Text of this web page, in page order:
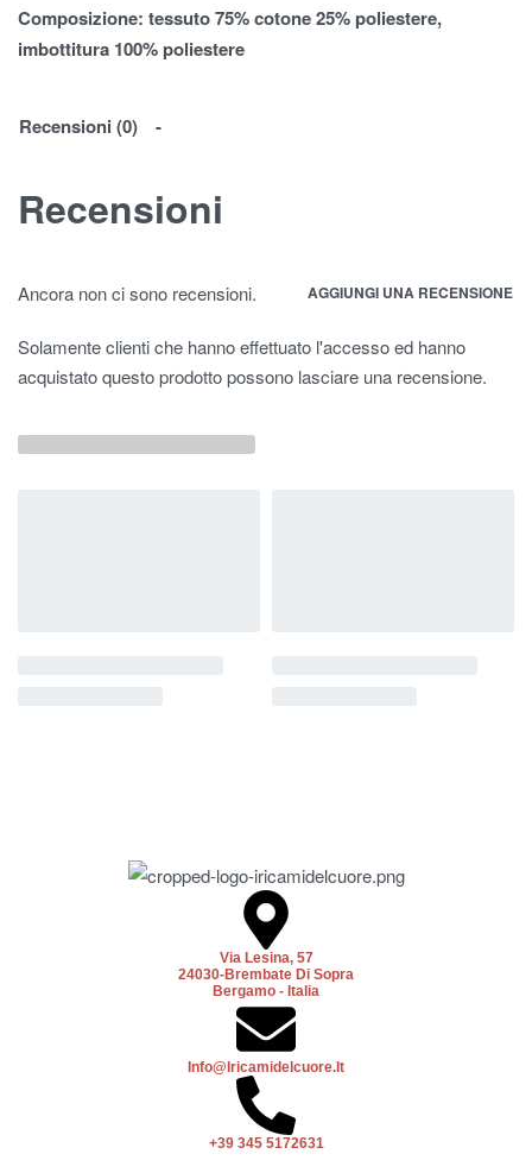
Composizione: tessuto 75% cotone 25% poliestere,
imbottitura 100% poliestere
Recensioni (0)
Recensioni
Ancora non ci sono recensioni. AGGIUNGI UNA RECENSIONE
Solamente clienti che hanno effettuato l'accesso ed hanno
acquistato questo prodotto possono lasciare una recensione.
Via Lesina, 57
24030-Brembate Di Sopra
Bergamo - Italia
Info@iricamidelcuore.it
+39 345 5172631